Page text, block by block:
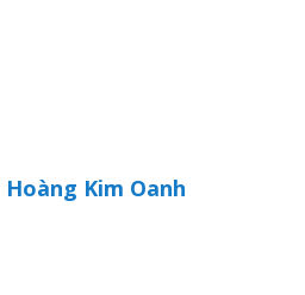
Hoàng Kim Oanh